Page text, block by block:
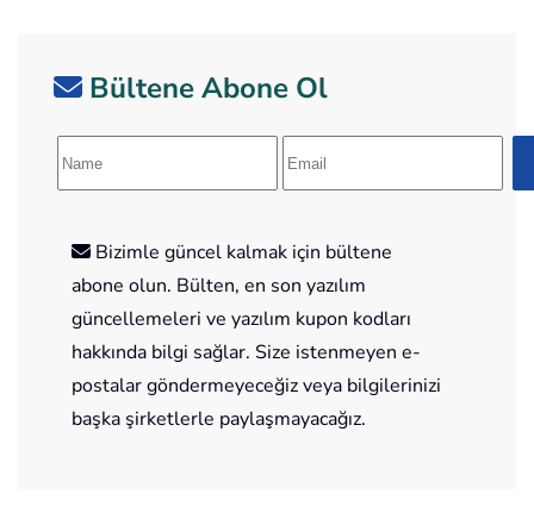
Bültene Abone Ol
Bizimle güncel kalmak için bültene
abone olun. Bülten, en son yazılım
güncellemeleri ve yazılım kupon kodları
hakkında bilgi sağlar. Size istenmeyen e-
postalar göndermeyeceğiz veya bilgilerinizi
başka şirketlerle paylaşmayacağız.